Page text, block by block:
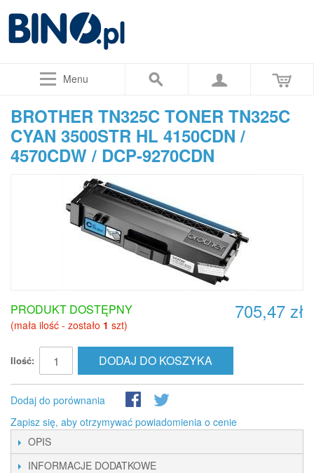
Menu
BROTHER TN325C TONER TN325C
CYAN 3500STR HL 4150CDN /
4570CDW / DCP-9270CDN
705,47 zł
PRODUKT DOSTĘPNY
(mała ilość - zostało 1 szt)
Ilość: DODAJ DO KOSZYKA
Dodaj do porównania
Zapisz się, aby otrzymywać powiadomienia o cenie
OPIS
INFORMACJE DODATKOWE